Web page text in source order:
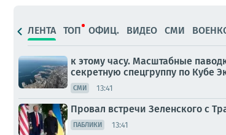
ЛЕНТА ТОП ОФИЦ. ВИДЕО СМИ
к этому часу. Масштабные
секретную спецгруппу по Кубе
СМИ 13:41
Провал встречи Зеленского с
ПАБЛИКИ 13:41